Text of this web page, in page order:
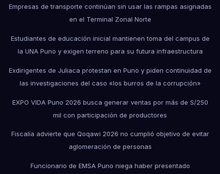
Empresas de transporte continúan sin usar las rampas asignadas
en el Terminal Zonal Norte
Estudiantes de educación inicial mantienen toma del campus de
la UNA Puno y exigen terreno para su futura infraestructura
Exdirigentes de Juliaca protestan en Puno y piden continuidad de
las investigaciones del caso «los burros de la corrupción»
EXPO VIDA Puno 2026 busca generar ventas por más de S/250
mil con participación de productores
Fiscalía advierte que Qoqawi 2026 no cumplió objetivo de evitar
aglomeración de personas
Funcionario de EMSA Puno niega haber presentado